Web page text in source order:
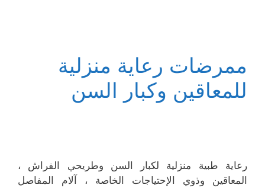
ممرضات رعاية منزلية
للمعاقين وكبار السن
رعاية طبية منزلية لكبار السن وطريحي الفراش ،
المعاقين وذوي الإحتياجات الخاصة ، آلام المفاصل